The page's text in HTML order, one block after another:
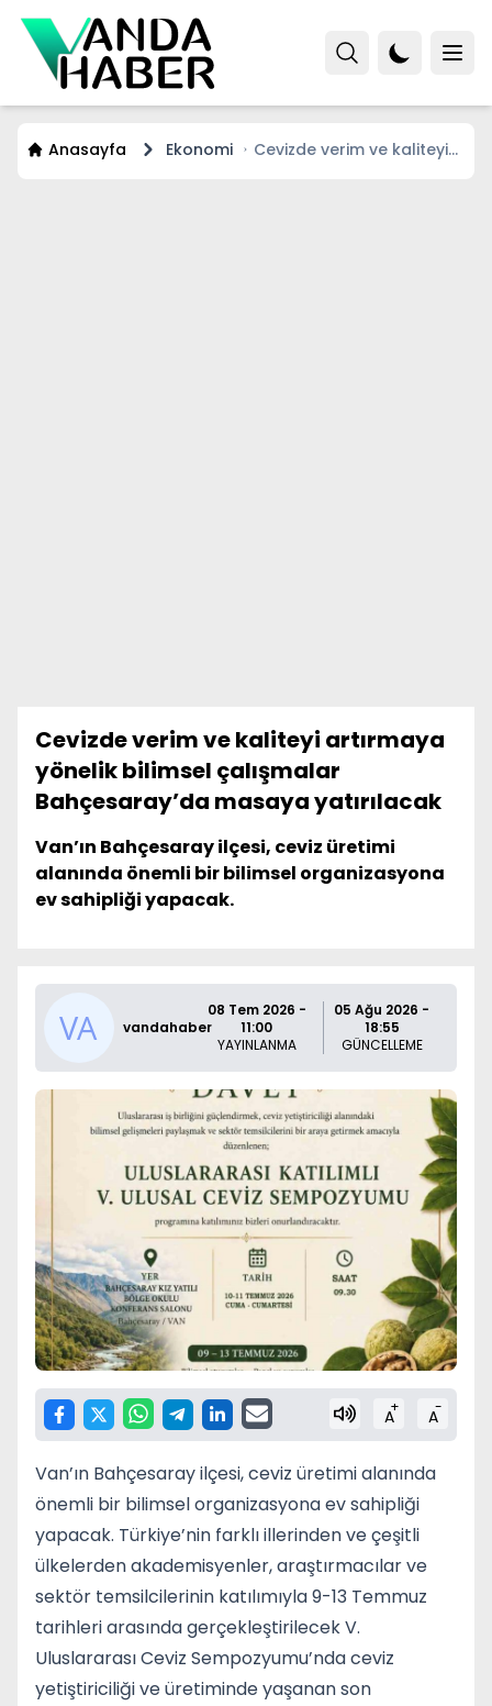
Anasayfa Ekonomi
Cevizde verim ve kaliteyi
Cevizde verim ve kaliteyi artırmaya
yönelik bilimsel çalışmalar
Bahçesaray’da masaya yatırılacak
Van’ın Bahçesaray ilçesi, ceviz üretimi
alanında önemli bir bilimsel organizasyona
ev sahipliği yapacak.
vandahaber
08 Tem 2026 -
11:00
YAYINLANMA
05 Ağu 2026 -
18:55
GÜNCELLEME
A+ A-
Van’ın Bahçesaray ilçesi, ceviz üretimi alanında
önemli bir bilimsel organizasyona ev sahipliği
yapacak. Türkiye’nin farklı illerinden ve çeşitli
ülkelerden akademisyenler, araştırmacılar ve
sektör temsilcilerinin katılımıyla 9-13 Temmuz
tarihleri arasında gerçekleştirilecek V.
Uluslararası Ceviz Sempozyumu’nda ceviz
yetiştiriciliği ve üretiminde yaşanan son